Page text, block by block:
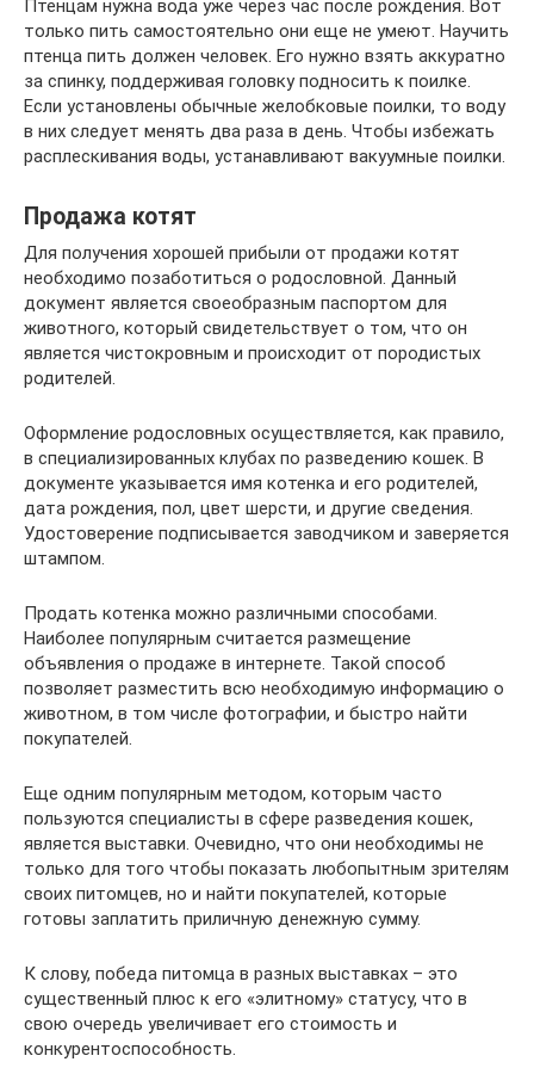
Птенцам нужна вода уже через час после рождения. Вот
только пить самостоятельно они еще не умеют. Научить
птенца пить должен человек. Его нужно взять аккуратно
за спинку, поддерживая головку подносить к поилке.
Если установлены обычные желобковые поилки, то воду
в них следует менять два раза в день. Чтобы избежать
расплескивания воды, устанавливают вакуумные поилки.
Продажа котят
Для получения хорошей прибыли от продажи котят
необходимо позаботиться о родословной. Данный
документ является своеобразным паспортом для
животного, который свидетельствует о том, что он
является чистокровным и происходит от породистых
родителей.
Оформление родословных осуществляется, как правило,
в специализированных клубах по разведению кошек. В
документе указывается имя котенка и его родителей,
дата рождения, пол, цвет шерсти, и другие сведения.
Удостоверение подписывается заводчиком и заверяется
штампом.
Продать котенка можно различными способами.
Наиболее популярным считается размещение
объявления о продаже в интернете. Такой способ
позволяет разместить всю необходимую информацию о
животном, в том числе фотографии, и быстро найти
покупателей.
Еще одним популярным методом, которым часто
пользуются специалисты в сфере разведения кошек,
является выставки. Очевидно, что они необходимы не
только для того чтобы показать любопытным зрителям
своих питомцев, но и найти покупателей, которые
готовы заплатить приличную денежную сумму.
К слову, победа питомца в разных выставках – это
существенный плюс к его «элитному» статусу, что в
свою очередь увеличивает его стоимость и
конкурентоспособность.